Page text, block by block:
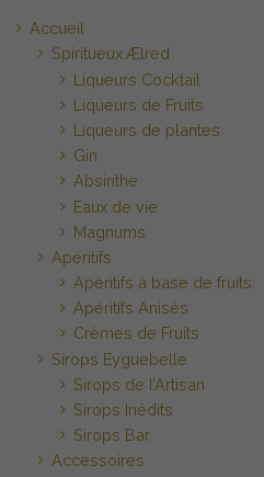
Accueil
Spiritueux Ælred
Liqueurs Cocktail
Liqueurs de Fruits
Liqueurs de plantes
Gin
Absinthe
Eaux de vie
Magnums
Apéritifs
Apéritifs à base de fruits
Apéritifs Anisés
Crèmes de Fruits
Sirops Eyguebelle
Sirops de l’Artisan
Sirops Inédits
Sirops Bar
Accessoires